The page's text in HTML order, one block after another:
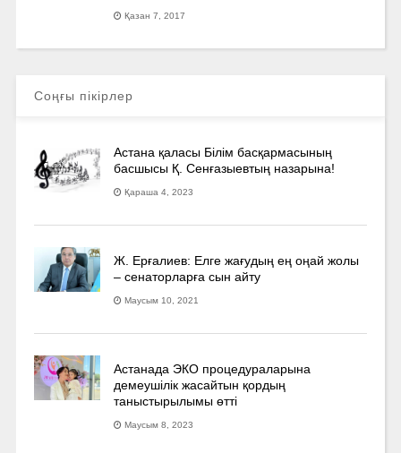
Қазан 7, 2017
Соңғы пікірлер
Астана қаласы Білім басқармасының
басшысы Қ. Сенғазыевтың назарына!
Қараша 4, 2023
Ж. Ерғалиев: Елге жағудың ең оңай жолы
– сенаторларға сын айту
Маусым 10, 2021
Астанада ЭКО процедураларына
демеушілік жасайтын қордың
таныстырылымы өтті
Маусым 8, 2023